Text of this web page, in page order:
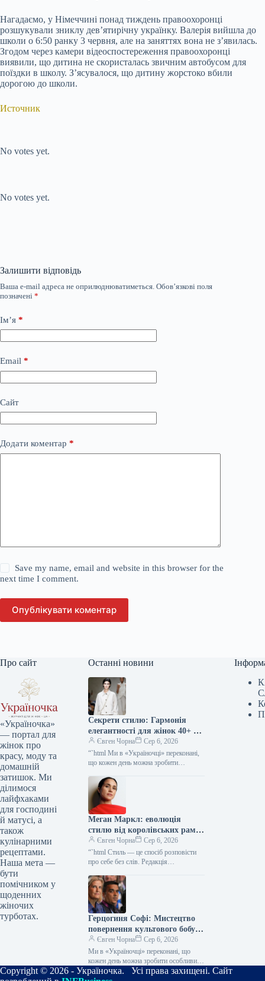
Нагадаємо, у Німеччині понад тиждень правоохоронці
розшукували зниклу дев’ятирічну українку. Валерія вийшла до
школи о 6:50 ранку 3 червня, але на заняттях вона не з’явилась.
Згодом через камери відеоспостереження правоохоронці
виявили, що дитина не скористалась звичним автобусом для
поїздки в школу. З’ясувалося, що дитину жорстоко вбили
дорогою до школи.
Источник
No votes yet.
No votes yet.
Залишити відповідь
Ваша e-mail адреса не оприлюднюватиметься. Обов’язкові поля
позначені *
Ім’я *
Email *
Сайт
Додати коментар *
Save my name, email and website in this browser for the
next time I comment.
Опублікувати коментар
Про сайт
«Україночка»
— портал для
жінок про
красу, моду та
домашній
затишок. Ми
ділимося
лайфхаками
для господині
й матусі, а
також
кулінарними
рецептами.
Наша мета —
бути
помічником у
щоденних
жіночих
турботах.
Останні новини
Секрети стилю: Гармонія
елегантності для жінок 40+ від
топ-стилістки
Євген Чорна
Сер 6, 2026
“`html Ми в «Україночці» переконані,
що кожен день можна зробити
трішки натхнення. Сьогодні ми
розбираємося…
Меган Маркл: еволюція
стилю від королівських рамок
до тренду тихої розкоші
Євген Чорна
Сер 6, 2026
“`html Стиль — це спосіб розповісти
про себе без слів. Редакція
останніми тенденціями, і сьогодні
ми…
Герцогиня Софі: Мистецтво
повернення культового бобу
90-х у новій грані розкішної
гармонії
Євген Чорна
Сер 6, 2026
Ми в «Україночці» переконані, що
кожен день можна зробити особливим,
якщо додати до нього трішки
Copyright © 2026 - Україночка. Усі права захищені. Сайт